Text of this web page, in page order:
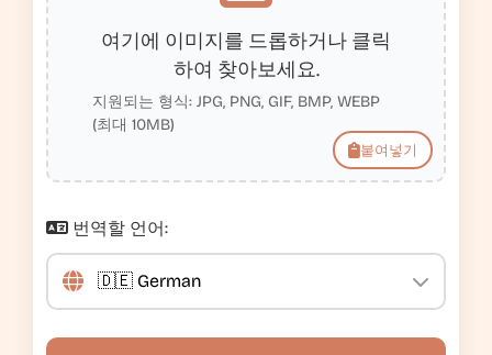
여기에 이미지를 드롭하거나 클릭
하여 찾아보세요.
지원되는 형식: JPG, PNG, GIF, BMP, WEBP
(최대 10MB)
붙여넣기
번역할 언어: